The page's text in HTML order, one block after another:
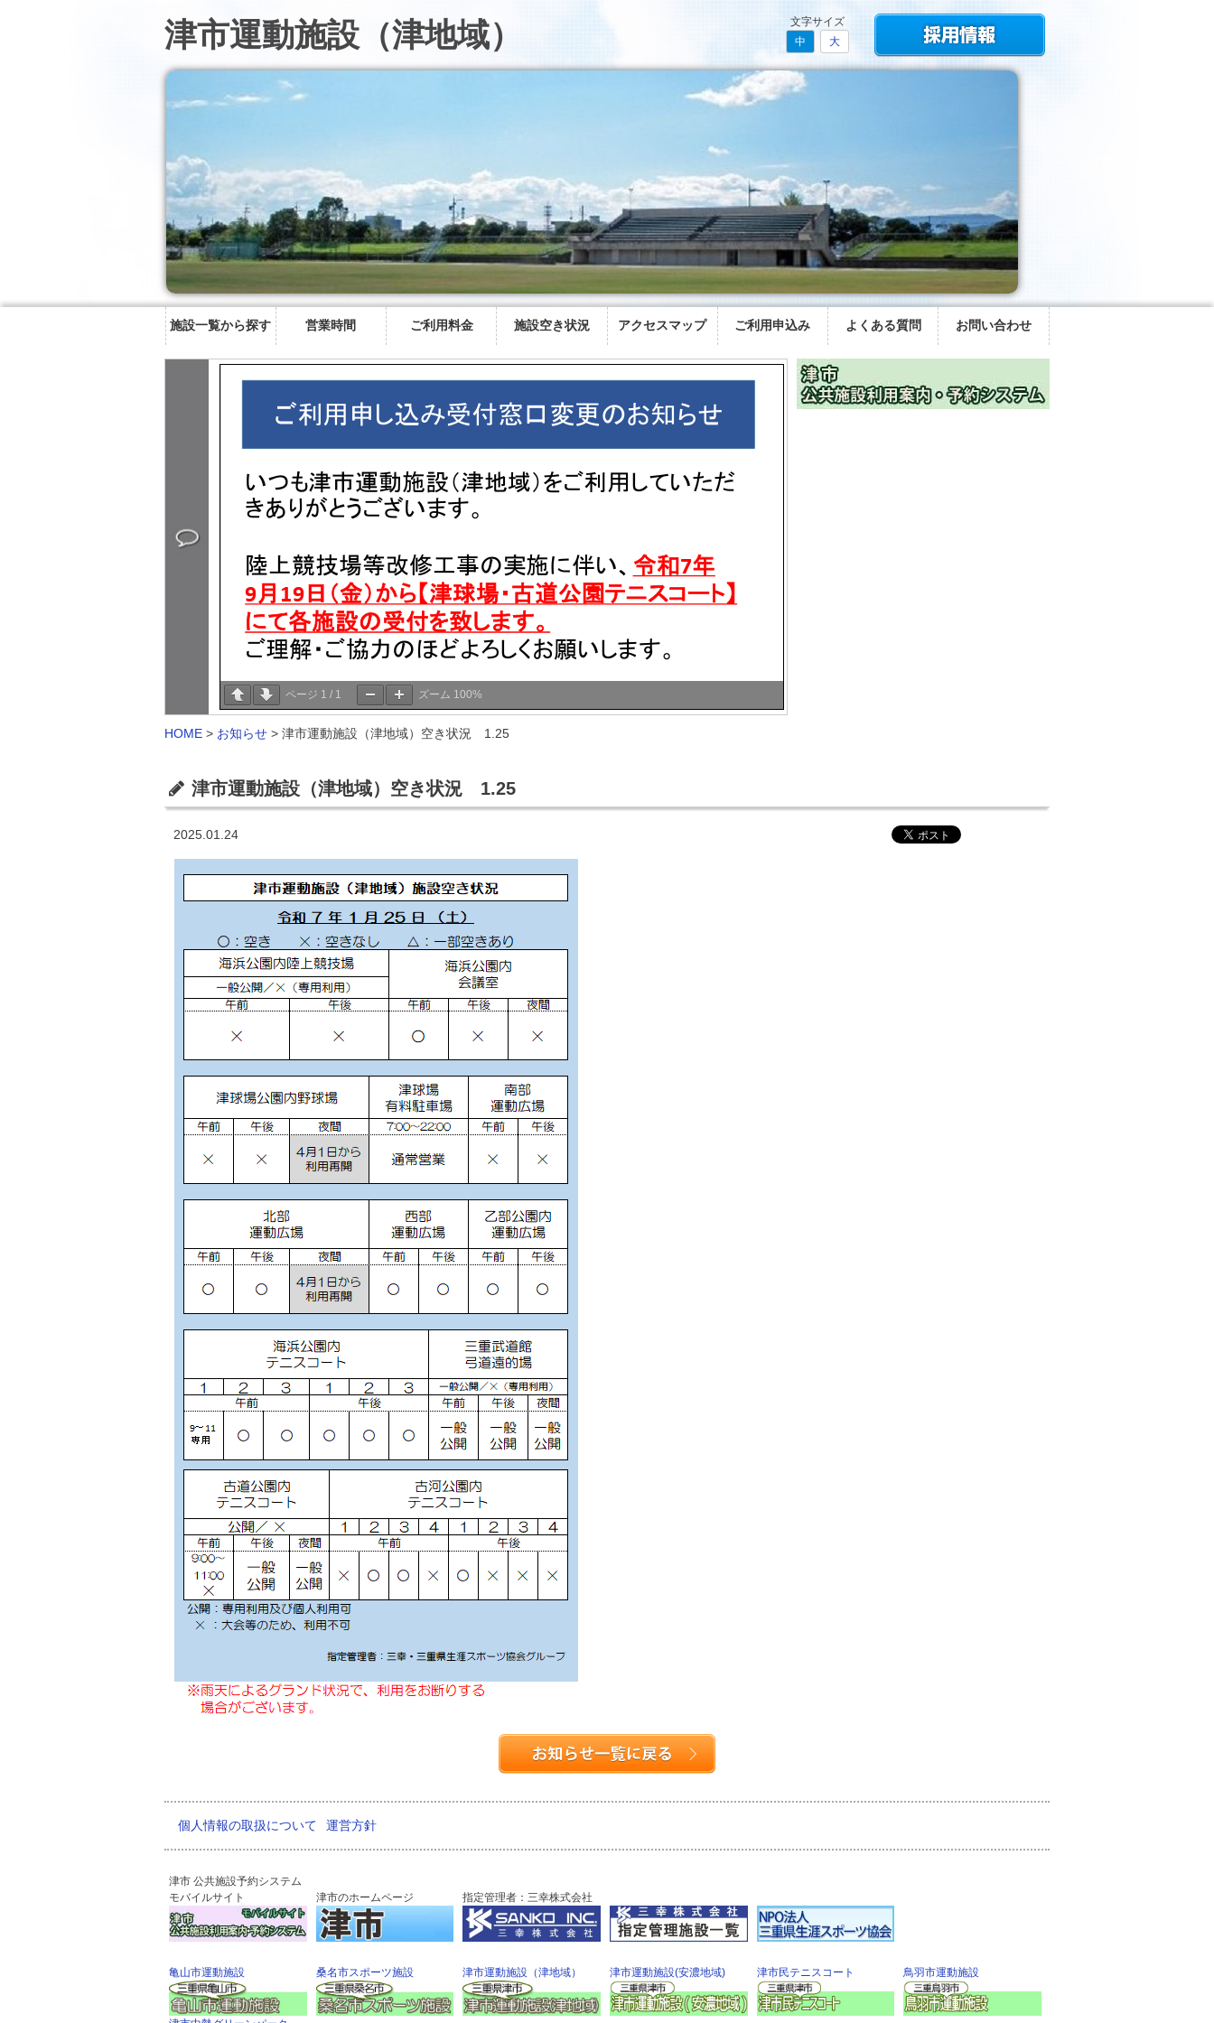
津市運動施設（津地域）
文字サイズ
中
大
施設一覧から探す 営業時間 ご利用料金 施設空き状況 アクセスマップ ご利用申込み よくある質問 お問い合わせ
ページ 1 / 1 ズーム 100%
HOME > お知らせ > 津市運動施設（津地域）空き状況 1.25
津市運動施設（津地域）空き状況 1.25
2025.01.24
個人情報の取扱について 運営方針
津市 公共施設予約システム
モバイルサイト
津市のホームページ 指定管理者：三幸株式会社